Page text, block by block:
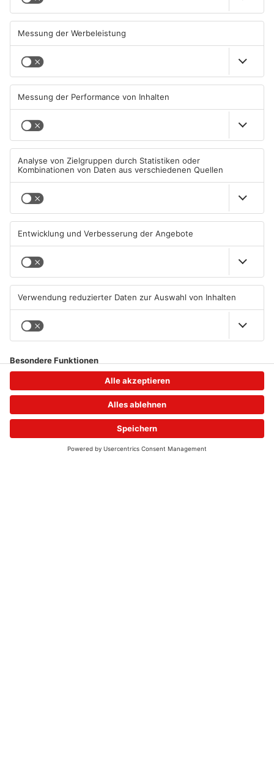
Sportergebnisse: TV
Großwallstadt gewinnt den
03.08.2026, 07:38 UHR IN SPORT
Sport: Viktoria mit
Traumstart – Alzenau und
02.08.2026, 08:29 UHR IN SPORT